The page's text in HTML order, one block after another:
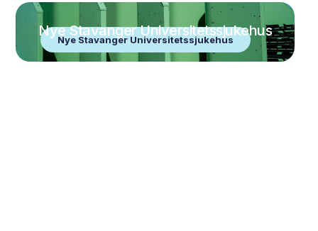
Nye Stavanger Universitetssjukehus
Nye Stavanger Universitetssjukehus